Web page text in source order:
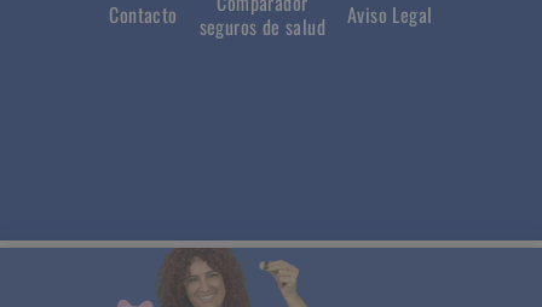
Contacto
seguros de salud
Aviso Legal